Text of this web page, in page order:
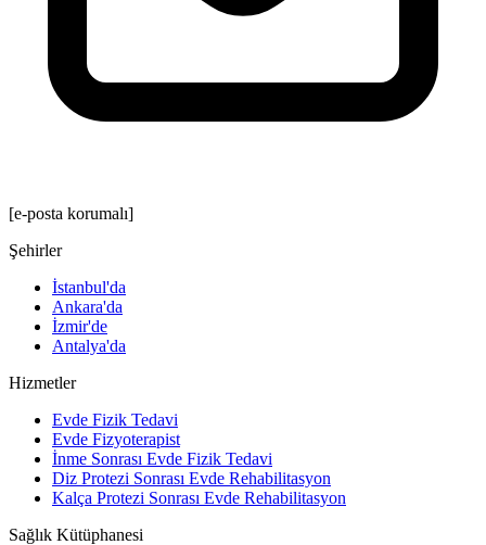
[e-posta korumalı]
Şehirler
İstanbul'da
Ankara'da
İzmir'de
Antalya'da
Hizmetler
Evde Fizik Tedavi
Evde Fizyoterapist
İnme Sonrası Evde Fizik Tedavi
Diz Protezi Sonrası Evde Rehabilitasyon
Kalça Protezi Sonrası Evde Rehabilitasyon
Sağlık Kütüphanesi